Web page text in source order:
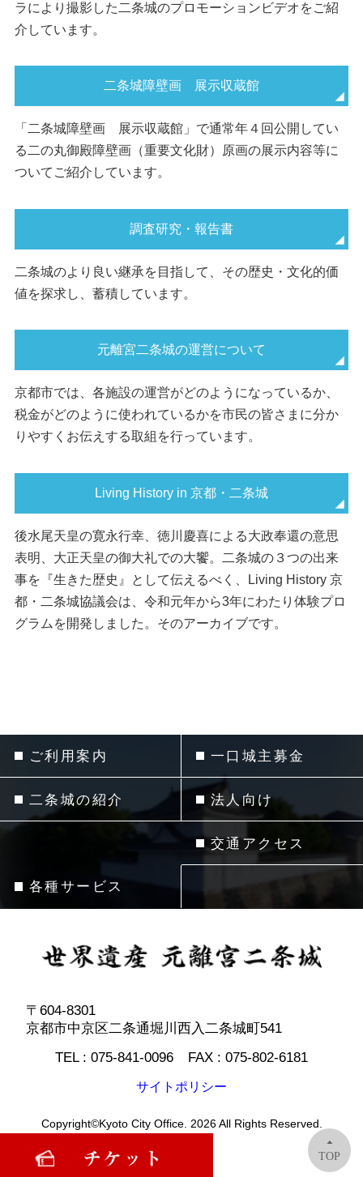
ラにより撮影した二条城のプロモーションビデオをご紹
介しています。
二条城障壁画 展示収蔵館
「二条城障壁画 展示収蔵館」で通常年４回公開してい
る二の丸御殿障壁画（重要文化財）原画の展示内容等に
ついてご紹介しています。
調査研究・報告書
二条城のより良い継承を目指して、その歴史・文化的価
値を探求し、蓄積しています。
元離宮二条城の運営について
京都市では、各施設の運営がどのようになっているか、
税金がどのように使われているかを市民の皆さまに分か
りやすくお伝えする取組を行っています。
Living History in 京都・二条城
後水尾天皇の寛永行幸、徳川慶喜による大政奉還の意思
表明、大正天皇の御大礼での大饗。二条城の３つの出来
事を『生きた歴史』として伝えるべく、Living History 京
都・二条城協議会は、令和元年から3年にわたり体験プロ
グラムを開発しました。そのアーカイブです。
TOP
ご利用案内
二条城の紹介
各種サービス
一口城主募金
法人向け
交通アクセス
〒604-8301
京都市中京区二条通堀川西入二条城町541
TEL : 075-841-0096 FAX :075-802-6181
サイトポリシー
Copyright©Kyoto City Office. 2026 All Rights Reserved.